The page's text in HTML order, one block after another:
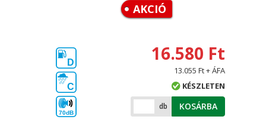
AKCIÓ
D
C
70dB
16.580 Ft
13.055 Ft + ÁFA
KÉSZLETEN
db KOSÁRBA